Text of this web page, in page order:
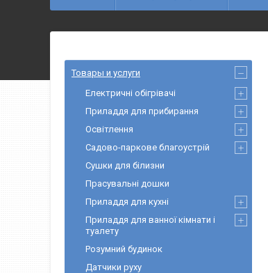
Товары и услуги
Електричні обігрівачі
Приладдя для прибирання
Освітлення
Садово-паркове благоустрій
Сушки для білизни
Прасувальні дошки
Приладдя для кухні
Приладдя для ванної кімнати і
туалету
Розумний будинок
Датчики руху